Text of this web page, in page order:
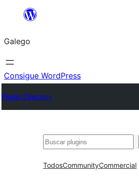
Saltar
contido
Galego
Consigue WordPress
Plugin Directory
Buscar
TodosCommunityCommercial